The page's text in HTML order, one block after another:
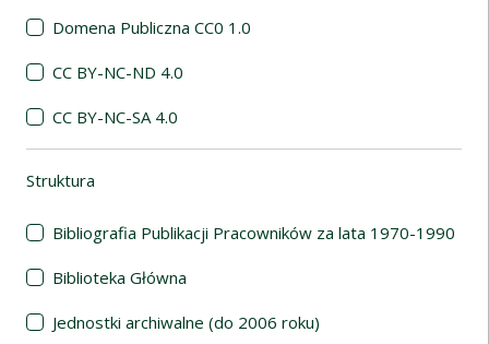
Domena Publiczna CC0 1.0
CC BY-NC-ND 4.0
CC BY-NC-SA 4.0
Struktura
Bibliografia Publikacji Pracowników za lata 1970-1990
Biblioteka Główna
Jednostki archiwalne (do 2006 roku)